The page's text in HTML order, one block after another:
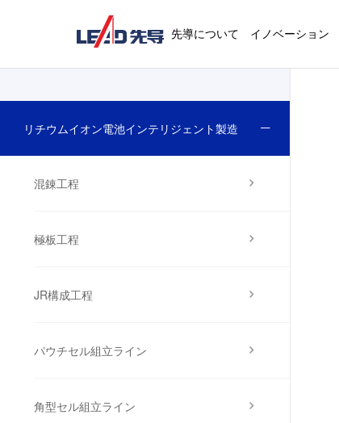
先導について イノベーション
リチウムイオン電池インテリジェント製造
混錬工程
極板工程
JR構成工程
パウチセル組立ライン
角型セル組立ライン